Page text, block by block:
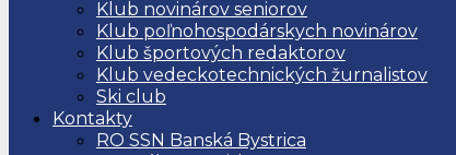
Klub novinárov seniorov
Klub poľnohospodárskych novinárov
Klub športových redaktorov
Klub vedeckotechnických žurnalistov
Ski club
Kontakty
RO SSN Banská Bystrica